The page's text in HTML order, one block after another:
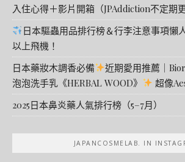
入住心得＋影片開箱（JPAddiction不定期更
日本驅蟲用品排行榜＆行李注意事項懶
以上飛機！
日本藥妝木調香必備
近期愛用推薦｜
泡泡洗手乳《HERBAL WOOD》
超像
2025日本鼻炎藥人氣排行榜（5–7月）
JAPANCOSMELAB. IN